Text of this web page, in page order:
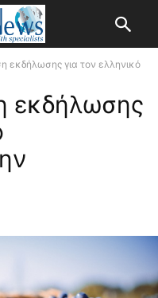
εκδήλωσης για τον ελληνικό
εκδήλωσης